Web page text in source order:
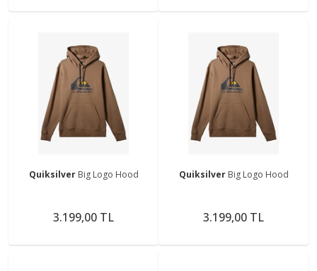
Quiksilver Big Logo Hood
3.199,00 TL
Quiksilver Big Logo Hood
3.199,00 TL